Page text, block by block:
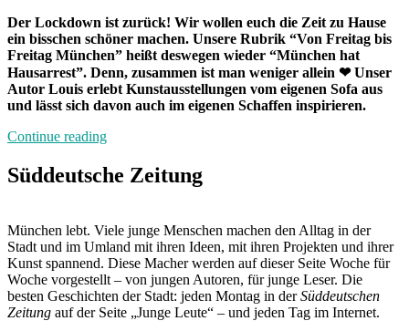
Der Lockdown ist zurück! Wir wollen euch die Zeit zu Hause
ein bisschen schöner machen. Unsere Rubrik “Von Freitag bis
Freitag München” heißt deswegen wieder “München hat
Hausarrest”. Denn, zusammen ist man weniger allein ❤ Unser
Autor Louis erlebt Kunstausstellungen vom eigenen Sofa aus
und lässt sich davon auch im eigenen Schaffen inspirieren.
Continue reading„München
Hausarrest:
Zuhause
Süddeutsche Zeitung
München lebt. Viele junge Menschen machen den Alltag in der
Stadt und im Umland mit ihren Ideen, mit ihren Projekten und ihrer
Kunst spannend. Diese Macher werden auf dieser Seite Woche für
Woche vorgestellt – von jungen Autoren, für junge Leser. Die
besten Geschichten der Stadt: jeden Montag in derSüddeutschen
Zeitung auf der Seite „Junge Leute“ – und jeden Tag im Internet.